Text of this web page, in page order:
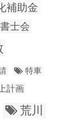
補助金
士会
特車
計画
荒川